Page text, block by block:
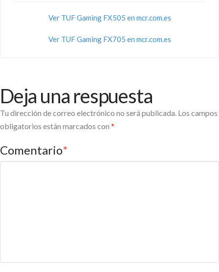
Ver TUF Gaming FX505 en mcr.com.es
Ver TUF Gaming FX705 en mcr.com.es
Deja una respuesta
Tu dirección de correo electrónico no será publicada. Los campos
obligatorios están marcados con *
Comentario*